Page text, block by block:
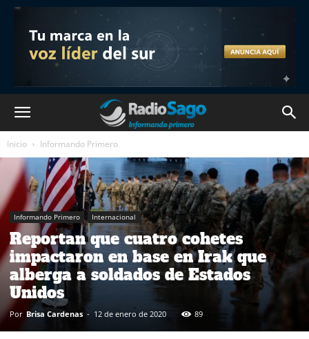
Inicio Informando Primero
Informando Primero Internacional
Reportan que cuatro cohetes
impactaron en base en Irak que
alberga a soldados de Estados
Unidos
Por Brisa Cardenas - 12 de enero de 2020 89